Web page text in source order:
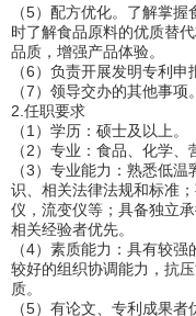
（5）配方优化。了解掌
时了解食品原料的优质替
品质，增强产品体验。
（6）负责开展发明专利申
（7）领导交办的其他事项。
2.任职要求
（1）学历：硕士及以上。
（2）专业：食品、化学、
（3）专业能力：熟悉低
识、相关法律法规和标准
仪，流变仪等；具备独立
相关经验者优先。
（4）素质能力：具有较
较好的组织协调能力，抗
质。
（5）有论文、专利成果者